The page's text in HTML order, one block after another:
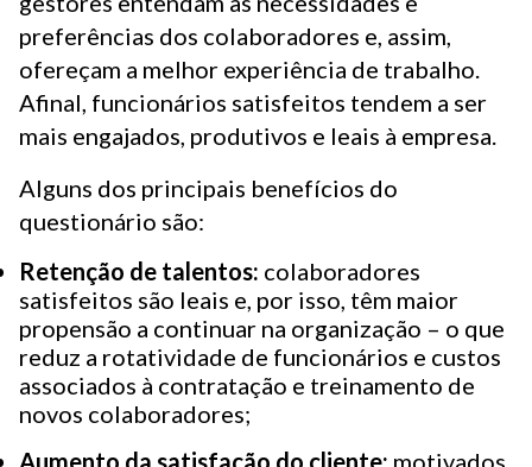
preferências dos colaboradores e, assim,
ofereçam a melhor experiência de trabalho.
Afinal, funcionários satisfeitos tendem a ser
mais engajados, produtivos e leais à empresa.
Alguns dos principais benefícios do
questionário são:
Retenção de talentos: colaboradores
satisfeitos são leais e, por isso, têm maior
propensão a continuar na organização – o que
reduz a rotatividade de funcionários e custos
associados à contratação e treinamento de
novos colaboradores;
Aumento da satisfação do cliente: motivados